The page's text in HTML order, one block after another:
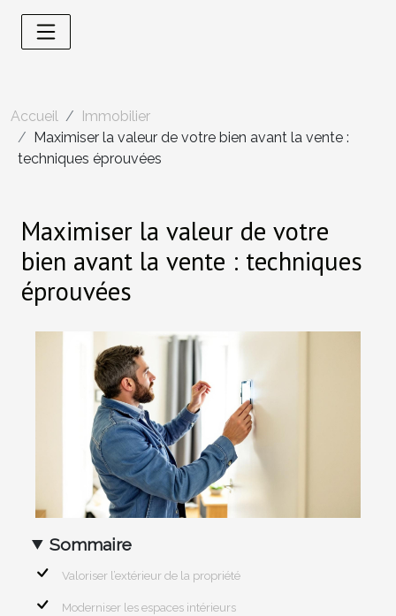
Accueil
Immobilier
Maximiser la valeur de votre bien avant la vente :
techniques éprouvées
Maximiser la valeur de votre
bien avant la vente : techniques
éprouvées
Sommaire
Valoriser l’extérieur de la propriété
Moderniser les espaces intérieurs